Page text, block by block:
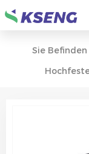
Sie Befinden